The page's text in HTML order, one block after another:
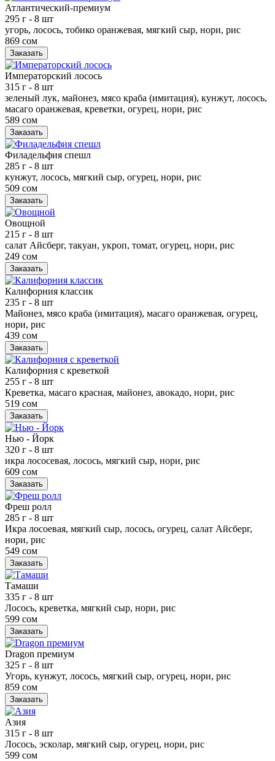
Атлантический-премиум
295 г - 8 шт
угорь, лосось, тобико оранжевая, мягкий сыр, нори, рис
869 сом
Заказать
Императорский лосось
315 г - 8 шт
зеленый лук, майонез, мясо краба (имитация), кунжут, лосось,
масаго оранжевая, креветки, огурец, нори, рис
589 сом
Заказать
Филадельфия спешл
285 г - 8 шт
кунжут, лосось, мягкий сыр, огурец, нори, рис
509 сом
Заказать
Овощной
215 г - 8 шт
салат Айсберг, такуан, укроп, томат, огурец, нори, рис
249 сом
Заказать
Калифорния классик
235 г - 8 шт
Майонез, мясо краба (имитация), масаго оранжевая, огурец,
нори, рис
439 сом
Заказать
Калифорния с креветкой
255 г - 8 шт
Креветка, масаго красная, майонез, авокадо, нори, рис
519 сом
Заказать
Нью - Йорк
320 г - 8 шт
икра лососевая, лосось, мягкий сыр, нори, рис
609 сом
Заказать
Фреш ролл
285 г - 8 шт
Икра лосоевая, мягкий сыр, лосось, огурец, салат Айсберг,
нори, рис
549 сом
Заказать
Тамаши
335 г - 8 шт
Лосось, креветка, мягкий сыр, нори, рис
599 сом
Заказать
Dragon премиум
325 г - 8 шт
Угорь, кунжут, лосось, мягкий сыр, огурец, нори, рис
859 сом
Заказать
Азия
315 г - 8 шт
Лосось, эсколар, мягкий сыр, огурец, нори, рис
599 сом